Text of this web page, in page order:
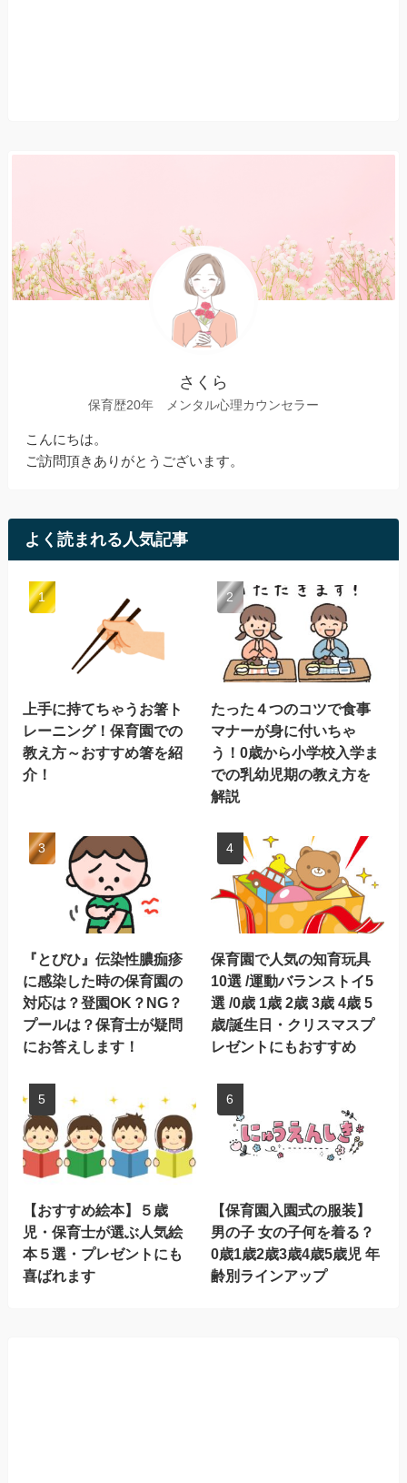
さくら
保育歴20年 メンタル心理カウンセラー
こんにちは。
ご訪問頂きありがとうございます。
よく読まれる人気記事
上手に持てちゃうお箸ト
レーニング！保育園での
教え方～おすすめ箸を紹
介！
たった４つのコツで食事
マナーが身に付いちゃ
う！0歳から小学校入学ま
での乳幼児期の教え方を
解説
『とびひ』伝染性膿痂疹
に感染した時の保育園の
対応は？登園OK？NG？
プールは？保育士が疑問
にお答えします！
保育園で人気の知育玩具
10選 /運動バランストイ5
選 /0歳 1歳 2歳 3歳 4歳 5
歳/誕生日・クリスマスプ
レゼントにもおすすめ
【おすすめ絵本】５歳
児・保育士が選ぶ人気絵
本５選・プレゼントにも
喜ばれます
【保育園入園式の服装】
男の子 女の子何を着る？
0歳1歳2歳3歳4歳5歳児 年
齢別ラインアップ